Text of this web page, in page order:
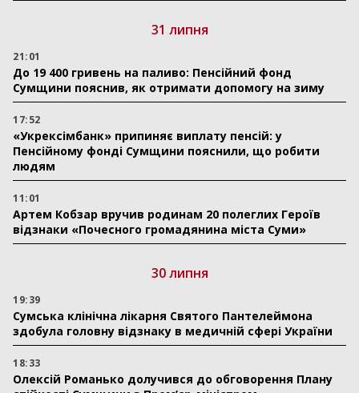
31 липня
21:01
До 19 400 гривень на паливо: Пенсійний фонд
Сумщини пояснив, як отримати допомогу на зиму
17:52
«Укрексімбанк» припиняє виплату пенсій: у
Пенсійному фонді Сумщини пояснили, що робити
людям
11:01
Артем Кобзар вручив родинам 20 полеглих Героїв
відзнаки «Почесного громадянина міста Суми»
30 липня
19:39
Сумська клінічна лікарня Святого Пантелеймона
здобула головну відзнаку в медичній сфері України
18:33
Олексій Романько долучився до обговорення Плану